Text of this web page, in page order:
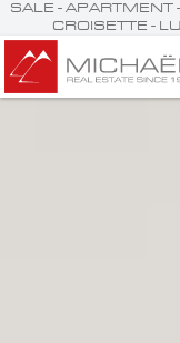
SALE - APARTMENT
CROISETTE -